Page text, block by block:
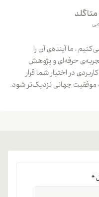
، ما آینده‌ی آن را
حرفه‌ای و پژوهش
در اختیار شما قرار
موفقیت جهانی نزدیک‌تر شود.
*